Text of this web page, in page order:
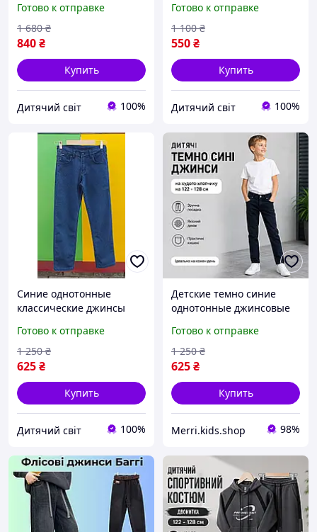
128см флис для
мальчиков, детские
джинсовые брюки на
манжетах 7-8лет
Готово к отправке
840₴
1 680 ₴
Купить
Дитячий світ 100%
школьные прямые
джисны на каждый день
Готово к отправке
550₴
1 100 ₴
Купить
Дитячий світ 100%
Синие однотонные
классические джинсы
на школу детские прямые
джинсовые брюки под
ремень на 8-9 лет
Готово к отправке
625₴
1 250 ₴
Купить
Дитячий світ 100%
Детские темно синие
однотонные джинсовые
ремень, прямые джинсы
для мальчиков в школу на
рост 122 - 128 см
Готово к отправке
625₴
1 250 ₴
Купить
Merri.kids.shop 98%